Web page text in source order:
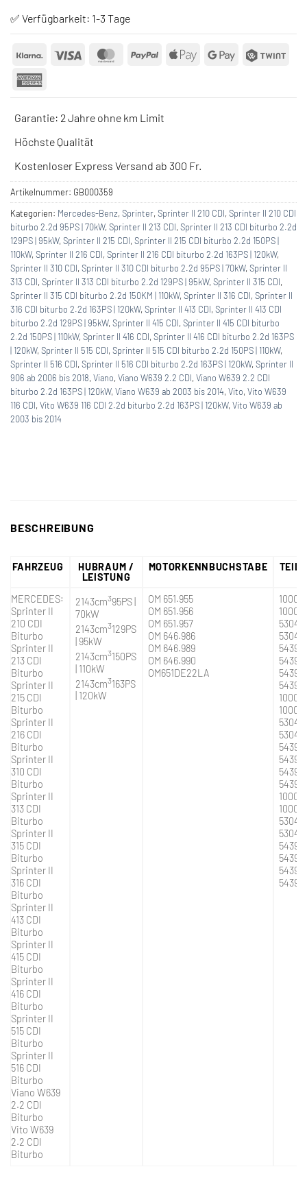
✅ Verfügbarkeit: 1-3 Tage
Klarna Visa MasterCardPayPal Apple
Google
Express
Garantie: 2 Jahre ohne km Limit
Höchste Qualität
Kostenloser Express Versand ab 300 Fr.
Artikelnummer: GB000359
Kategorien: Mercedes-Benz, Sprinter, Sprinter II 210 CDI, Sprinter II 210 CDI
biturbo 2.2d 95PS | 70kW, Sprinter II 213 CDI, Sprinter II 213 CDI biturbo 2.2d
129PS | 95kW, Sprinter II 215 CDI, Sprinter II 215 CDI biturbo 2.2d 150PS |
110kW, Sprinter II 216 CDI, Sprinter II 216 CDI biturbo 2.2d 163PS | 120kW,
Sprinter II 310 CDI, Sprinter II 310 CDI biturbo 2.2d 95PS | 70kW, Sprinter II
313 CDI, Sprinter II 313 CDI biturbo 2.2d 129PS | 95kW, Sprinter II 315 CDI,
Sprinter II 315 CDI biturbo 2.2d 150KM | 110kW, Sprinter II 316 CDI, Sprinter II
316 CDI biturbo 2.2d 163PS | 120kW, Sprinter II 413 CDI, Sprinter II 413 CDI
biturbo 2.2d 129PS | 95kW, Sprinter II 415 CDI, Sprinter II 415 CDI biturbo
2.2d 150PS | 110kW, Sprinter II 416 CDI, Sprinter II 416 CDI biturbo 2.2d 163PS
| 120kW, Sprinter II 515 CDI, Sprinter II 515 CDI biturbo 2.2d 150PS | 110kW,
Sprinter II 516 CDI, Sprinter II 516 CDI biturbo 2.2d 163PS | 120kW, Sprinter II
906 ab 2006 bis 2018, Viano, Viano W639 2.2 CDI, Viano W639 2.2 CDI
biturbo 2.2d 163PS | 120kW, Viano W639 ab 2003 bis 2014, Vito, Vito W639
116 CDI, Vito W639 116 CDI 2.2d biturbo 2.2d 163PS | 120kW, Vito W639 ab
2003 bis 2014
BESCHREIBUNG
FAHRZEUG
HUBRAUM /
LEISTUNG
MOTORKENNBUCHSTABE
MERCEDES:
Sprinter II
210 CDI
Biturbo
Sprinter II
213 CDI
Biturbo
Sprinter II
215 CDI
Biturbo
Sprinter II
216 CDI
Biturbo
Sprinter II
310 CDI
Biturbo
Sprinter II
313 CDI
Biturbo
Sprinter II
315 CDI
Biturbo
Sprinter II
316 CDI
Biturbo
Sprinter II
413 CDI
Biturbo
Sprinter II
415 CDI
Biturbo
Sprinter II
416 CDI
Biturbo
Sprinter II
515 CDI
Biturbo
Sprinter II
516 CDI
Biturbo
Viano W639
2.2 CDI
Biturbo
Vito W639
2.2 CDI
Biturbo
2143cm395PS |
70kW
2143cm3129PS
| 95kW
2143cm3150PS
| 110kW
2143cm3163PS
| 120kW
OM 651.955
OM 651.956
OM 651.957
OM 646.986
OM 646.989
OM 646.990
OM651DE22LA
1000
1000
5304
5304
5439
5439
5439
5439
1000-
1000-
5304-
5304-
5439-
5439-
5439-
5439-